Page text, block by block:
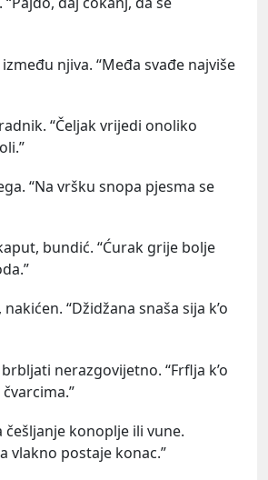
njiva. “Međa svađe najviše
“Čeljak vrijedi onoliko
“Na vršku snopa pjesma se
bundić. “Ćurak grije bolje
“Džidžana snaša sija k’o
nerazgovijetno. “Frflja k’o
češljanje konoplje ili vune.
vlakno postaje konac.”